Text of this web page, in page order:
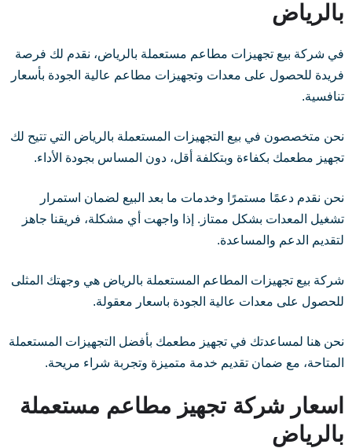
بالرياض
في شركة بيع تجهيزات مطاعم مستعملة بالرياض، نقدم لك فرصة
فريدة للحصول على معدات وتجهيزات مطاعم عالية الجودة بأسعار
تنافسية.
نحن متخصصون في بيع التجهيزات المستعملة بالرياض التي تتيح لك
تجهيز مطعمك بكفاءة وبتكلفة أقل، دون المساس بجودة الأداء.
نحن نقدم دعمًا مستمرًا وخدمات ما بعد البيع لضمان استمرار
تشغيل المعدات بشكل ممتاز. إذا واجهت أي مشكلة، فريقنا جاهز
لتقديم الدعم والمساعدة.
شركة بيع تجهيزات المطاعم المستعملة بالرياض هي وجهتك المثلى
للحصول على معدات عالية الجودة باسعار معقولة.
نحن هنا لمساعدتك في تجهيز مطعمك بأفضل التجهيزات المستعملة
المتاحة، مع ضمان تقديم خدمة متميزة وتجربة شراء مريحة.
اسعار شركة تجهيز مطاعم مستعملة
بالرياض